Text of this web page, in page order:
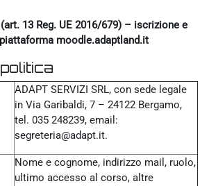
13 Reg. UE 2016/679) – iscrizione e
moodle.adaptland.it
ADAPT SERVIZI SRL, con sede legale
in Via Garibaldi, 7 – 24122 Bergamo,
tel. 035 248239, email:
segreteria@adapt.it.
Nome e cognome, indirizzo mail, ruolo,
ultimo accesso al corso, altre